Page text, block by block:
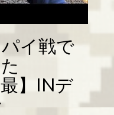
パイ戦で
】INデ